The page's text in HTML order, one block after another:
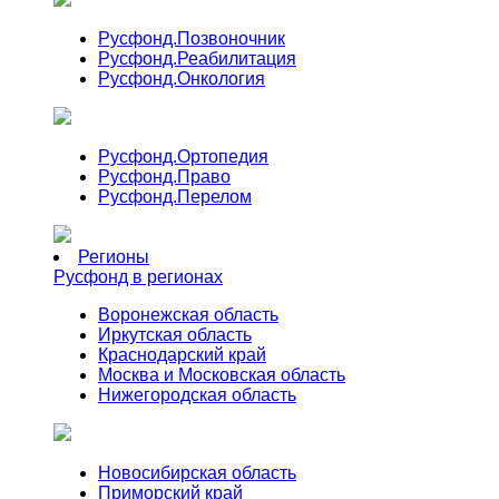
Русфонд.Позвоночник
Русфонд.Реабилитация
Русфонд.Онкология
Русфонд.Ортопедия
Русфонд.Право
Русфонд.Перелом
Регионы
Русфонд в регионах
Воронежская область
Иркутская область
Краснодарский край
Москва и Московская область
Нижегородская область
Новосибирская область
Приморский край